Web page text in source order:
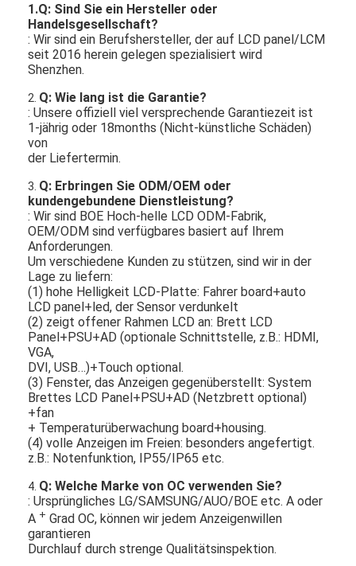
1.Q: Sind Sie ein Hersteller oder
Handelsgesellschaft?
: Wir sind ein Berufshersteller, der auf LCD panel/LCM
seit 2016 herein gelegen spezialisiert wird
Shenzhen.
2. Q: Wie lang ist die Garantie?
: Unsere offiziell viel versprechende Garantiezeit ist
1-jährig oder 18months (Nicht-künstliche Schäden)
von
der Liefertermin.
3. Q: Erbringen Sie ODM/OEM oder
kundengebundene Dienstleistung?
: Wir sind BOE Hoch-helle LCD ODM-Fabrik,
OEM/ODM sind verfügbares basiert auf Ihrem
Anforderungen.
Um verschiedene Kunden zu stützen, sind wir in der
Lage zu liefern:
(1) hohe Helligkeit LCD-Platte: Fahrer board+auto
LCD panel+led, der Sensor verdunkelt
(2) zeigt offener Rahmen LCD an: Brett LCD
Panel+PSU+AD (optionale Schnittstelle, z.B.: HDMI,
VGA,
DVI, USB…)+Touch optional.
(3) Fenster, das Anzeigen gegenüberstellt: System
Brettes LCD Panel+PSU+AD (Netzbrett optional)
+fan
+ Temperaturüberwachung board+housing.
(4) volle Anzeigen im Freien: besonders angefertigt.
z.B.: Notenfunktion, IP55/IP65 etc.
4. Q: Welche Marke von OC verwenden Sie?
: Ursprüngliches LG/SAMSUNG/AUO/BOE etc. A oder
A + Grad OC, können wir jedem Anzeigenwillen
garantieren
Durchlauf durch strenge Qualitätsinspektion.